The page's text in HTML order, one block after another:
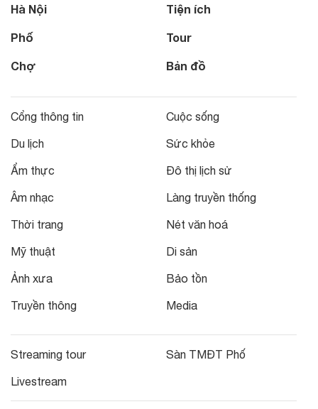
Hà Nội
Phố
Chợ
Tiện ích
Tour
Bản đồ
Cổng thông tin
Du lịch
Ẩm thực
Âm nhạc
Thời trang
Mỹ thuật
Ảnh xưa
Truyền thông
Cuộc sống
Sức khỏe
Đô thị lịch sử
Làng truyền thống
Nét văn hoá
Di sản
Bảo tồn
Media
Streaming tour
Livestream
Sàn TMĐT Phố